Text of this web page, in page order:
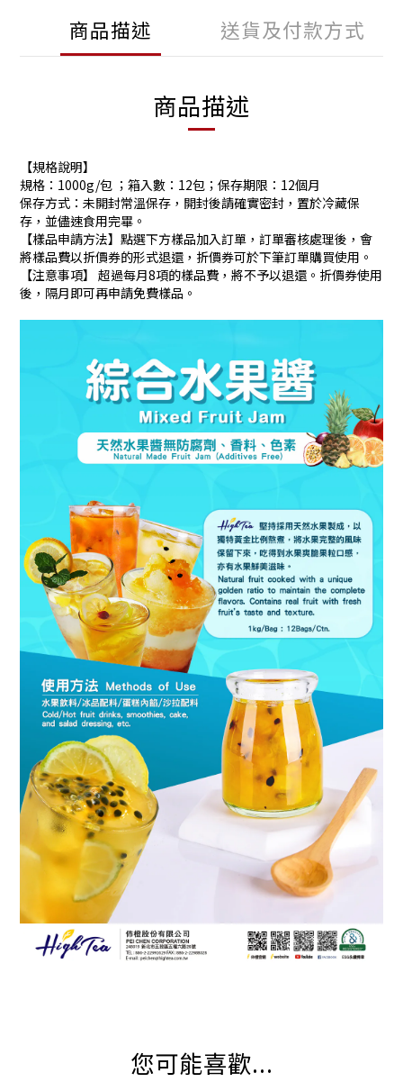
商品描述 送貨及付款方式
商品描述
【規格說明】
規格：1000g/包 ；箱入數：12包；保存期限：12個月
保存方式：未開封常溫保存，開封後請確實密封，置於冷藏保
存，並儘速食用完畢。
【樣品申請方法】點選下方樣品加入訂單，訂單審核處理後，會
將樣品費以折價券的形式退還，折價券可於下筆訂單購買使用。
【注意事項】 超過每月8項的樣品費，將不予以退還。折價券使用
後，隔月即可再申請免費樣品。
您可能喜歡...